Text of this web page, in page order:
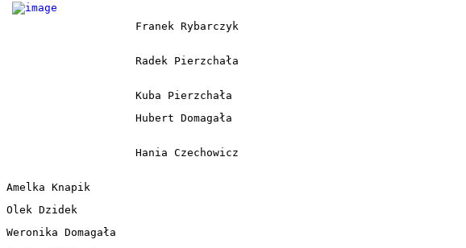
Franek Rybarczyk
Radek Pierzchała
Kuba Pierzchała
Hubert Domagała
Hania Czechowicz
Amelka Knapik
Olek Dzidek
Weronika Domagała